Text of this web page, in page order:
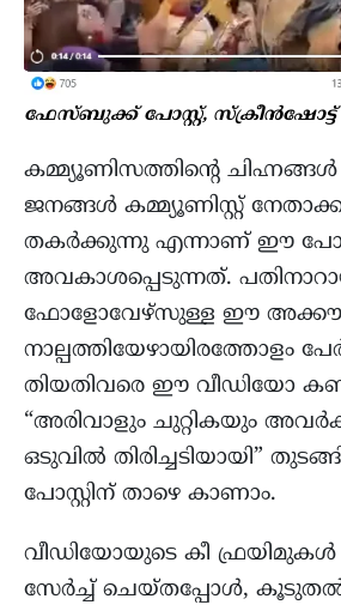
ഫേസ്ബുക്ക് പോസ്റ്റ്, സ്ക്രീൻഷോട്ട്
കമ്മ്യൂണിസത്തിന്റെ
ജനങ്ങൾ കമ്മ്യൂണിസ്റ്റ്
തകർക്കുന്നു എന്നാണ് ഈ
അവകാശപ്പെടുന്നത്.
ഫോളോവേഴ്‌സുള്ള ഈ
നാല്പത്തിയേഴായിരത്തോളം
തിയതിവരെ ഈ വീഡിയോ
“അരിവാളും ചുറ്റികയും
ഒടുവിൽ തിരിച്ചടിയായി”
പോസ്റ്റിന് താഴെ കാണാം.
വീഡിയോയുടെ കീ ഫ്രയിമുകൾ
സേർച്ച് ചെയ്തപ്പോൾ, കൂടുതൽ